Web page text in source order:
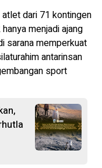
dari 71 kontingen
menjadi ajang
sarana memperkuat
antarinsan
sport